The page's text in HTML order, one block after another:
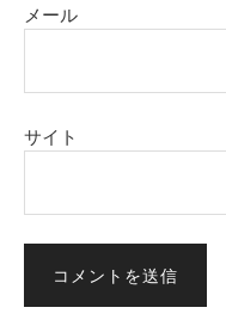
メール
サイト